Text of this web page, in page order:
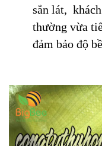
sắn lát,
thường vừa
đảm bảo độ